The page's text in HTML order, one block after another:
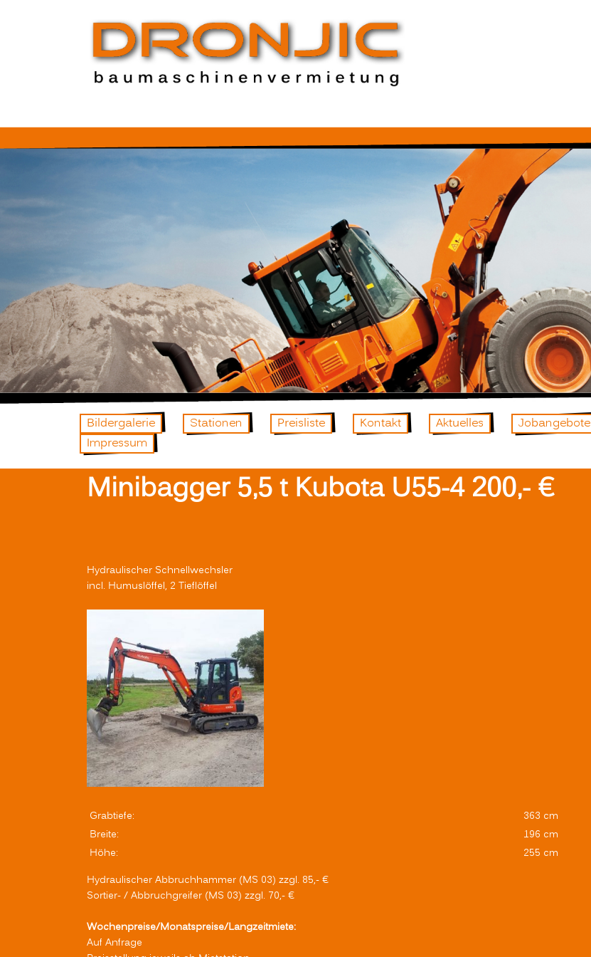
Bildergalerie Stationen Preisliste Kontakt Aktuelles Jobangebote
Impressum
Minibagger 5,5 t Kubota U55-4 200,- €
Hydraulischer Schnellwechsler
incl. Humuslöffel, 2 Tieflöffel
Grabtiefe:
363 cm
Breite:
196 cm
Höhe:
255 cm
Hydraulischer Abbruchhammer (MS 03) zzgl. 85,- €
Sortier- / Abbruchgreifer (MS 03) zzgl. 70,- €
Wochenpreise/Monatspreise/Langzeitmiete:
Auf Anfrage